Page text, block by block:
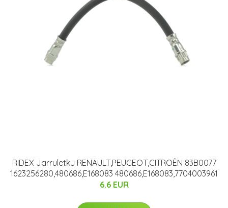
RIDEX Jarruletku RENAULT,PEUGEOT,CITROËN 83B0077
1623256280,480686,E168083 480686,E168083,7704003961
6.6 EUR